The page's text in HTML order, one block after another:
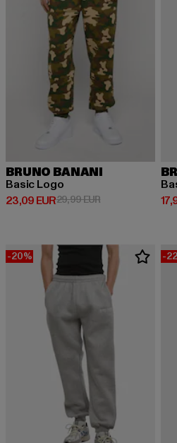
BRUNO BANANI
Basic Logo
23,09 EUR
Derzeitiger Preis: 23,09 EUR
29,99 EURAktionspreis:
-20% -